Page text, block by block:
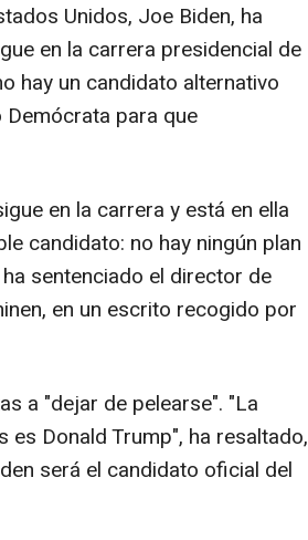
Unidos, Joe Biden, ha
en la carrera presidencial de
hay un candidato alternativo
para que
en la carrera y está en ella
candidato: no hay ningún plan
sentenciado el director de
en un escrito recogido por
a "dejar de pelearse". "La
Donald Trump", ha resaltado,
será el candidato oficial del